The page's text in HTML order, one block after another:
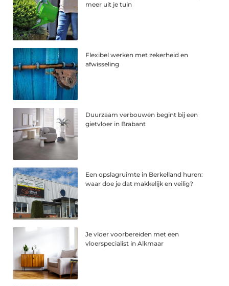
meer uit je tuin
Flexibel werken met zekerheid en
afwisseling
Duurzaam verbouwen begint bij een
gietvloer in Brabant
Een opslagruimte in Berkelland huren:
waar doe je dat makkelijk en veilig?
Je vloer voorbereiden met een
vloerspecialist in Alkmaar